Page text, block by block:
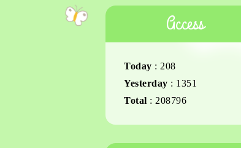
Access
Today : 208
Yesterday : 1351
Total : 208796